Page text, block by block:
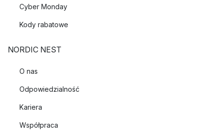
Cyber Monday
Kody rabatowe
NORDIC NEST
O nas
Odpowiedzialność
Kariera
Współpraca